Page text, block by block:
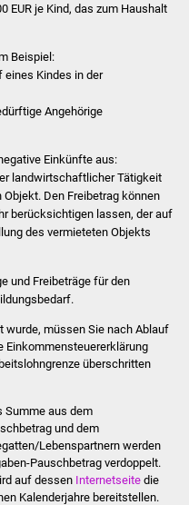
Musikschule
Volkshochschule
Einrichtungen
Agenda
Jugend
und
EUR je Kind, das zum Haushalt
Beispiel:
eines Kindes in der
Angehörige
Einkünfte aus:
landwirtschaftlicher Tätigkeit
Den Freibetrag können
berücksichtigen lassen, der auf
des vermieteten Objekts
und Freibeträge für den
wurde, müssen Sie nach Ablauf
Einkommensteuererklärung
überschritten
Summe aus dem
und dem
Lebenspartnern werden
Pauschbetrag verdoppelt.
auf dessen Internetseitedie
Kalenderjahre bereitstellen.